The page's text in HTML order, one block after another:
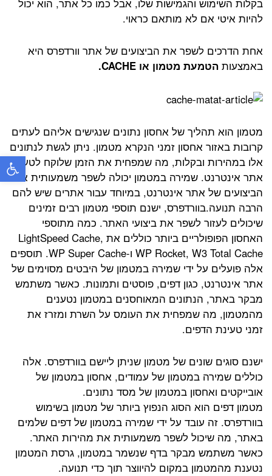
בקלות השימוש והגמישות שלו, אבל כמו כל אתר, הוא יכול
להיות איטי אם לא מותאם כראוי.
אחת הדרכים לשפר את הביצועים של אתר וורדפרס היא
באמצעות הטמעת מטמון או CACHE.
מטמון הוא תהליך של אחסון נתונים שנגישים אליהם לעתים
קרובות באזור אחסון זמני הנקרא מטמון. ניתן לגשת לנתונים
אלו במהירות ובקלות, מה שמפחית את הזמן שלוקח לטעון
אתר אינטרנט. שמירה במטמון יכולה לשפר משמעותית את
הביצועים של אתר אינטרנט, במיוחד עבור אתרים שיש להם
הרבה תנועה.בוורדפרס, ישנם תוספי מטמון רבים זמינים
שיכולים לעזור לשפר את ביצועי האתר. כמה מתוספי
האחסון הפופולריים ביותר כוללים את LightSpeed Cache,
WP Rocket, W3 Total Cache ו-WP Super Cache. תוספים
אלה פועלים על ידי שמירה במטמון של היבטים מסוימים של
אתר אינטרנט, כגון דפים, פוסטים ותמונות. כאשר משתמש
מבקר באתר, הנתונים המאוחסנים במטמון נטענים
מהמטמון, מה שמפחית את העומס על השרת ומזרז את
זמני טעינת הדפים.
ישנם סוגים שונים של מטמון שניתן ליישם בוורדפרס. אלה
כוללים שמירה במטמון של עמודים, אחסון במטמון של
אובייקטים ואחסון במטמון של מסד נתונים.
מטמון דפים הוא הסוג הנפוץ ביותר של מטמון בשימוש
בוורדפרס. זה עובד על ידי שמירה במטמון של דפים שלמים
באתר, מה שיכול לשפר משמעותית את מהירות האתר.
כאשר משתמש מבקר בדף שנשמר במטמון, גרסת המטמון
נטענת מהמטמון במקום להיווצר תוך כדי תנועה.